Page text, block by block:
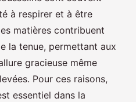
à respirer et à être
matières contribuent
la tenue, permettant aux
gracieuse même
Pour ces raisons,
essentiel dans la